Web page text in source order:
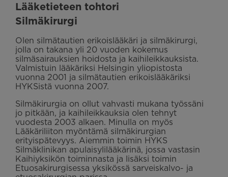
Lääketieteen tohtori
Silmäkirurgi
Olen silmätautien erikoislääkäri ja silmäkirurgi,
jolla on takana yli 20 vuoden kokemus
silmäsairauksien hoidosta ja kaihileikkauksista.
Valmistuin lääkäriksi Helsingin yliopistosta
vuonna 2001 ja silmätautien erikoislääkäriksi
HYKSistä vuonna 2007.
Silmäkirurgia on ollut vahvasti mukana työssäni
jo pitkään, ja kaihileikkauksia olen tehnyt
vuodesta 2003 alkaen. Minulla on myös
Lääkäriliiton myöntämä silmäkirurgian
erityispätevyys. Aiemmin toimin HYKS
Silmäklinikan apulaisylilääkärinä, jossa vastasin
Kaihiyksikön toiminnasta ja lisäksi toimin
Etuosakirurgisessa yksikössä sarveiskalvo- ja